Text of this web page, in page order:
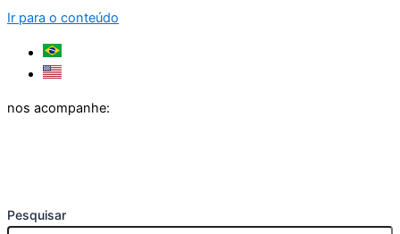
Ir para o conteúdo
nos acompanhe:
Pesquisar